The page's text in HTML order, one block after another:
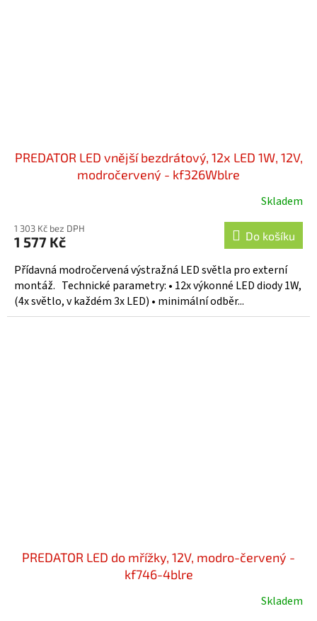
PREDATOR LED vnější bezdrátový, 12x LED 1W, 12V,
modročervený - kf326Wblre
produktu
je
5,0
z
5
hvězdiček.
Skladem
1 303 Kč bez DPH
1 577 Kč Do košíku
Přídavná modročervená výstražná LED světla pro externí
montáž. Technické parametry: • 12x výkonné LED diody 1W,
(4x světlo, v každém 3x LED) • minimální odběr...
PREDATOR LED do mřížky, 12V, modro-červený -
kf746-4blre
Skladem